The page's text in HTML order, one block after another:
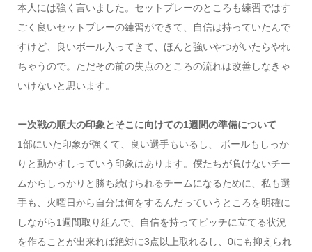
本人には強く言いました。セットプレーのところも練習ではす
ごく良いセットプレーの練習ができて、自信は持っていたんで
すけど、良いボール入ってきて、ほんと強いやつがいたらやれ
ちゃうので。ただその前の失点のところの流れは改善しなきゃ
いけないと思います。
ー次戦の順大の印象とそこに向けての1週間の準備について
1部にいた印象が強くて、良い選手もいるし、 ボールもしっか
りと動かすしっていう印象はあります。僕たちが負けないチー
ムからしっかりと勝ち続けられるチームになるために、私も選
手も、火曜日から自分は何をするんだっていうところを明確に
しながら1週間取り組んで、自信を持ってピッチに立てる状況
を作ることが出来れば絶対に3点以上取れるし、0にも抑えられ